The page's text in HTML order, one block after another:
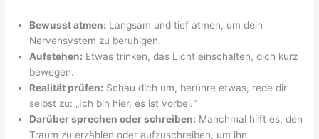
Bewusst atmen: Langsam und tief atmen, um dein
Nervensystem zu beruhigen.
Aufstehen: Etwas trinken, das Licht einschalten, dich kurz
bewegen.
Realität prüfen: Schau dich um, berühre etwas, rede dir
selbst zu: „Ich bin hier, es ist vorbei.“
Darüber sprechen oder schreiben: Manchmal hilft es, den
Traum zu erzählen oder aufzuschreiben, um ihn